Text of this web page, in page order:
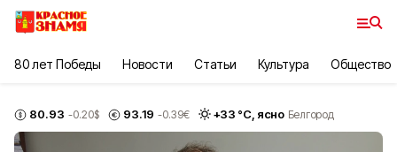
80 лет Победы Новости Статьи Культура Общество
80.93 -0.20$ 93.19 -0.39€ +33 °С, ясно Белгород